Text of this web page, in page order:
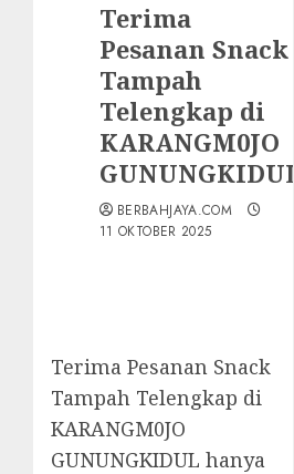
Terima
Pesanan Snack
Tampah
Telengkap di
KARANGM0JO
GUNUNGKIDUL
BERBAHJAYA.COM
11 OKTOBER 2025
Terima Pesanan Snack
Tampah Telengkap di
KARANGM0JO
GUNUNGKIDUL hanya